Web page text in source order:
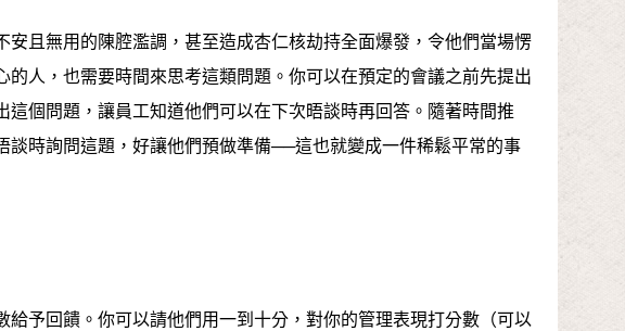
且無用的陳腔濫調，甚至造成杏仁核劫持全面爆發，令他們當場愣
人，也需要時間來思考這類問題。你可以在預定的會議之前先提出
個問題，讓員工知道他們可以在下次晤談時再回答。隨著時間推
時詢問這題，好讓他們預做準備──這也就變成一件稀鬆平常的事
予回饋。你可以請他們用一到十分，對你的管理表現打分數（可以